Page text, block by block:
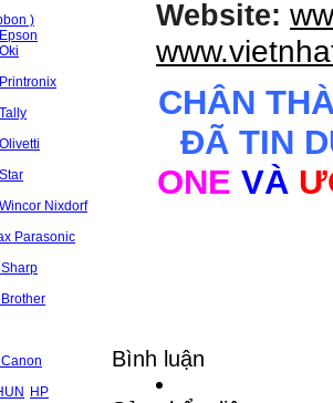
)
Nixdorf
Parasonic
HP
Website:
CHÂN
ĐÃ TIN
ONE VÀ
Bình luận